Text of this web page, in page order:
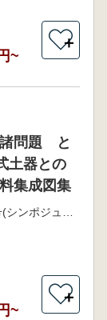
~
＋
諸問題 と
土器との
集成図集
~
＋